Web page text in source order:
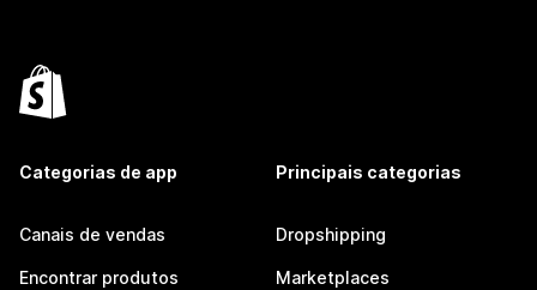
Categorias de app
Canais de vendas
Encontrar produtos
Principais categorias
Dropshipping
Marketplaces